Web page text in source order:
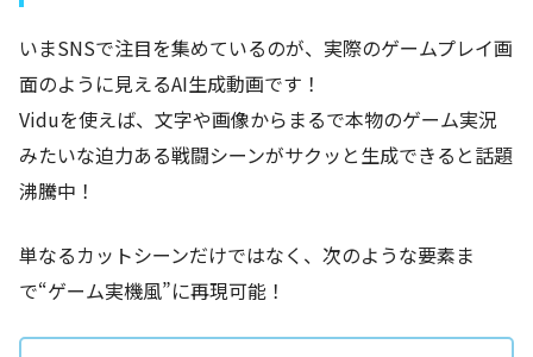
いまSNSで注目を集めているのが、実際のゲームプレイ画
面のように見えるAI生成動画です！
Viduを使えば、文字や画像からまるで本物のゲーム実況
みたいな迫力ある戦闘シーンがサクッと生成できると話題
沸騰中！
単なるカットシーンだけではなく、次のような要素ま
で“ゲーム実機風”に再現可能！